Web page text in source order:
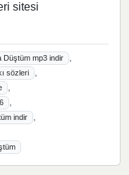
sitesi
Düştüm mp3 indir ,
sözleri ,
,
,
indir ,